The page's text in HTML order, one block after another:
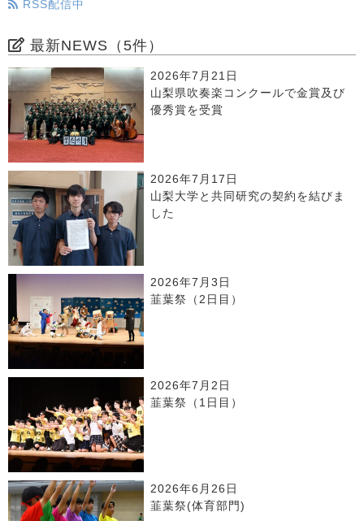
RSS配信中
最新NEWS（5件）
2026年7月21日
山梨県吹奏楽コンクールで金賞及び
優秀賞を受賞
2026年7月17日
山梨大学と共同研究の契約を結びま
した
2026年7月3日
韮葉祭（2日目）
2026年7月2日
韮葉祭（1日目）
2026年6月26日
韮葉祭(体育部門)